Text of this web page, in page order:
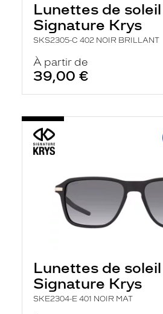
Lunettes de soleil
Signature Krys
SKS2305-C 402 NOIR BRILLANT
À partir de
39,00 €
Lunettes de soleil
Signature Krys
SKE2304-E 401 NOIR MAT